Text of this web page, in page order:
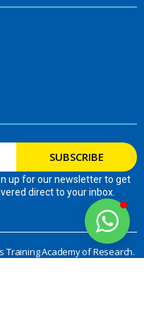
SUBSCRIBE
up for our newsletter to get
direct to your inbox.
Training Academy of Research.